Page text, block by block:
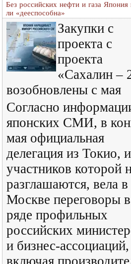
Без российских нефти и газа Япония
ли «дееспособна»
Закупки с
проекта с
проекта
«Сахалин –
возобновлены с мая
Согласно
японских СМИ, в
мая официальная
делегация из Токио,
участников которой
разглашаются, вела в
Москве переговоры в
ряде профильных
российских
и бизнес-ассоциаций,
включая